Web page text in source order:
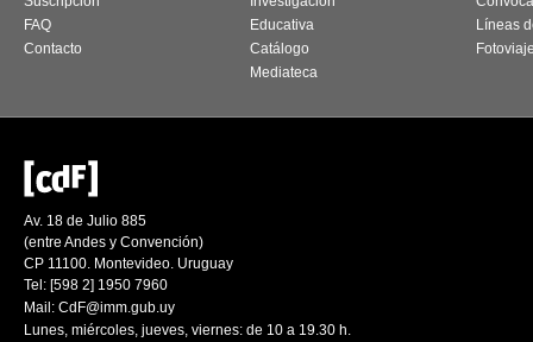
FAQ
Contacto
Educativa
Catálogo
Mediateca
Líneas
Av. 18 de Julio 885
(entre Andes y Convención)
CP 11100. Montevideo. Uruguay
Tel: [598 2] 1950 7960
Mail: CdF@imm.gub.uy
Lunes, miércoles, jueves, viernes: de 10 a 19.30 h.